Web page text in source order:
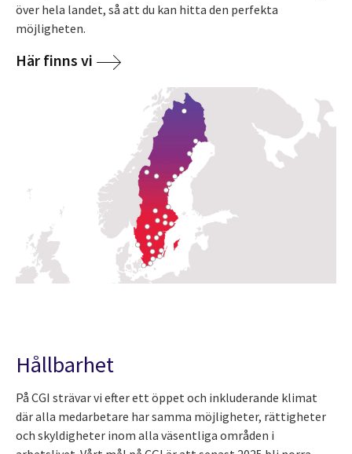
över hela landet, så att du kan hitta den perfekta
möjligheten.
Här finns vi
Hållbarhet
På CGI strävar vi efter ett öppet och inkluderande klimat
där alla medarbetare har samma möjligheter, rättigheter
och skyldigheter inom alla väsentliga områden i